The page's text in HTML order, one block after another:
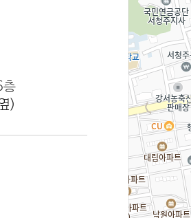
층
)